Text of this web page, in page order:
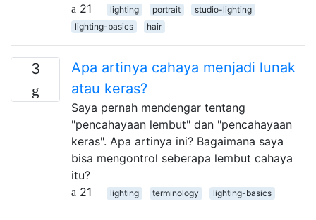
21
lighting portrait
studio-lighting
lighting-basics
hair
3
Apa artinya cahaya menjadi lunak
atau keras?
Saya pernah mendengar tentang
"pencahayaan lembut" dan "pencahayaan
keras". Apa artinya ini? Bagaimana saya
bisa mengontrol seberapa lembut cahaya
itu?
21
lighting terminology lighting-basics